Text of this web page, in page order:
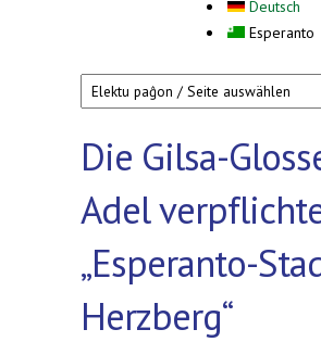
Deutsch
Esperanto
Die Gilsa-
Adel
„Esperanto-
Herzberg“